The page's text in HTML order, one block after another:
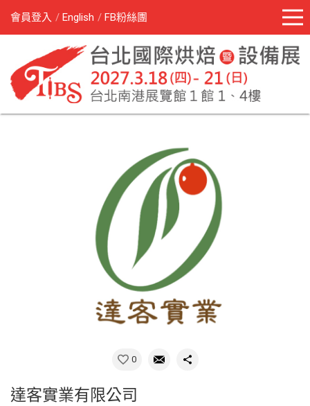
會員登入 English FB粉絲團
0
達客實業有限公司